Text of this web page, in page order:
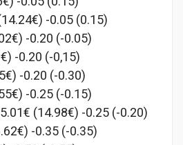
-0.05 (0.15)
-0.20 (-0.05)
-0.20 (-0,15)
-0.20 (-0.30)
-0.25 (-0.15)
(14.98€) -0.25 (-0.20)
-0.35 (-0.35)